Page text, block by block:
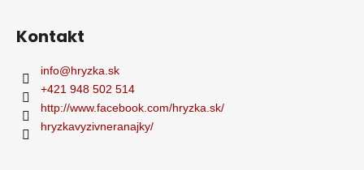
Kontakt
info@hryzka.sk
+421 948 502 514
http://www.facebook.com/hryzka.sk/
hryzkavyzivneranajky/